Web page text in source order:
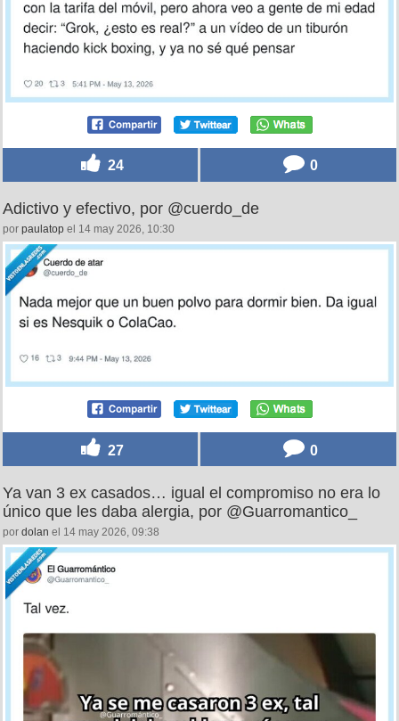
24 0
Adictivo y efectivo, por @cuerdo_de
por paulatop el 14 may 2026, 10:30
27 0
Ya van 3 ex casados… igual el compromiso no era lo
único que les daba alergia, por @Guarromantico_
por dolan el 14 may 2026, 09:38